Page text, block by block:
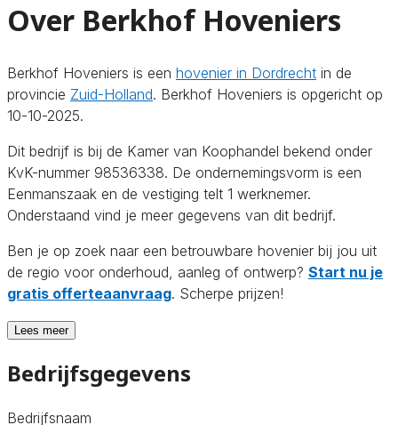
Over Berkhof Hoveniers
Berkhof Hoveniers is een hovenier in Dordrecht in de
provincie Zuid-Holland. Berkhof Hoveniers is opgericht op
10-10-2025.
Dit bedrijf is bij de Kamer van Koophandel bekend onder
KvK-nummer 98536338. De ondernemingsvorm is een
Eenmanszaak en de vestiging telt 1 werknemer.
Onderstaand vind je meer gegevens van dit bedrijf.
Ben je op zoek naar een betrouwbare hovenier bij jou uit
de regio voor onderhoud, aanleg of ontwerp? Start nu je
gratis offerteaanvraag. Scherpe prijzen!
Lees meer
Bedrijfsgegevens
Bedrijfsnaam